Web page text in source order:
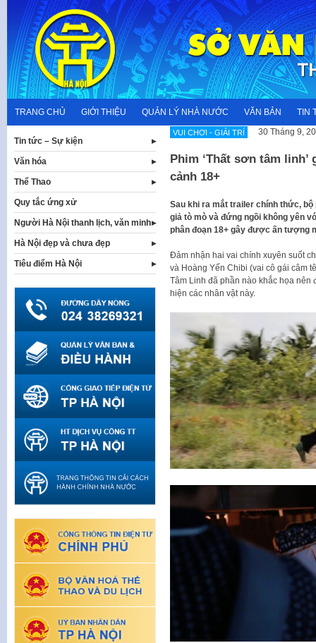
content
TRANG CHỦ GIỚI THIỆU QUẢN LÝ NHÀ NƯỚC VĂN BẢN TIN
VUI CHƠI - GIẢI TRÍ 30 Tháng 9,
Phim ‘Thất sơn tâm
cảnh 18+
Sau khi ra mắt trailer chính thức, bộ
giả tò mò và đứng ngồi không yên
phân đoạn 18+ gây được ấn tượng
Đảm nhận hai vai chính xuyên suốt
và Hoàng Yến Chibi (vai cô gái câm
Tâm Linh đã phần nào khắc họa
hiện các nhân vật này.
Tin tức – Sự kiện
Văn hóa
Thể Thao
Quy tắc ứng xử
Người Hà Nội thanh lịch, văn minh
Hà Nội đẹp và chưa đẹp
Tiêu điểm Hà Nội